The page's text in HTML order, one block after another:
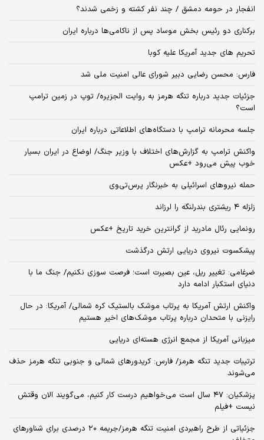
انفجار در حومه دمشق / چند نفر کشته و زخمی شدند؟
برکناری دو رئیس بخش موساد پس از ناکامی‌ها درباره ایران
تحریم های جدید آمریکا علیه کوبا
فارس: محسن رضایی دبیر شورای عالی امنیت ملی شد
جزئیات جدید درباره تنگه هرمز به روایت الجزیره/ توپ در زمین ترامپ
است؟
جلسه محرمانه ترامپ با دستگاه‌های اطلاعاتی درباره ایران
واکنش ترامپ به گزارش‌های اختلاف با وزیر جنگ/ اوضاع در ایران بسیار
خوب پیش می‌رود +عکس
حمله نیروهای اسرائیلی به خبرنگار پرس‌تی‌وی
زلزله ۴ ریشتری بندرلنگه را لرزاند
رونمایی رئال مادرید از گرانترین خرید تاریخ +عکس
پیشکسوت نیروی دریایی ارتش درگذشت
ضرغامی: تغییر ریل، عین بصیرت است؛ فرصت سوزی نکنیم/ جنگ ما با
دنیای استکبار ادامه دارد
واکنش ارتش آمریکا به پرتاب موشک بالستیک کره شمالی/ آمریکا: در حال
رایزنی با متحدان درباره پرتاب موشک‌های اخیر هستیم
میزبانی آمریکا از مجمع انرژی هسته‌ای دریایی
ترتیبات جدید تنگه هرمز/ فارس: کریدورهای شمالی و جنوبی تنگه هرمز حذف
می‌شوند
پزشکیان: ۴۷ سال است می‌خواهیم درست کار کنیم، می‌گویند الان وقتش
نیست +فیلم
جزئیاتی از طرح راهبردی امنیت تنگه هرمز/جریمه ۲۰ درصدی برای شناورهای